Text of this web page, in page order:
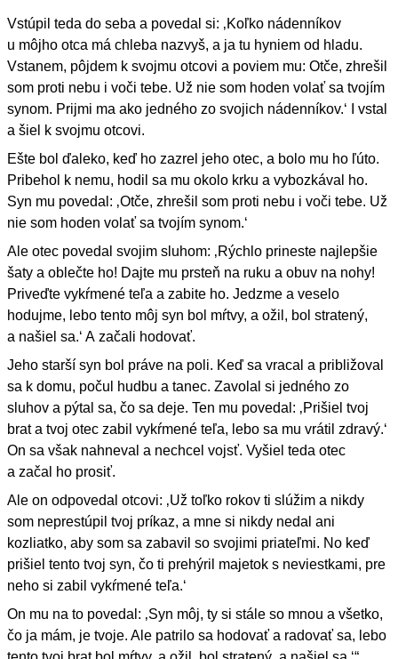
Vstúpil teda do seba a povedal si: ‚Koľko nádenníkov
u môjho otca má chleba nazvyš, a ja tu hyniem od hladu.
Vstanem, pôjdem k svojmu otcovi a poviem mu: Otče, zhrešil
som proti nebu i voči tebe. Už nie som hoden volať sa tvojím
synom. Prijmi ma ako jedného zo svojich nádenníkov.‘ I vstal
a šiel k svojmu otcovi.
Ešte bol ďaleko, keď ho zazrel jeho otec, a bolo mu ho ľúto.
Pribehol k nemu, hodil sa mu okolo krku a vybozkával ho.
Syn mu povedal: ‚Otče, zhrešil som proti nebu i voči tebe. Už
nie som hoden volať sa tvojím synom.‘
Ale otec povedal svojim sluhom: ‚Rýchlo prineste najlepšie
šaty a oblečte ho! Dajte mu prsteň na ruku a obuv na nohy!
Priveďte vykŕmené teľa a zabite ho. Jedzme a veselo
hodujme, lebo tento môj syn bol mŕtvy, a ožil, bol stratený,
a našiel sa.‘ A začali hodovať.
Jeho starší syn bol práve na poli. Keď sa vracal a približoval
sa k domu, počul hudbu a tanec. Zavolal si jedného zo
sluhov a pýtal sa, čo sa deje. Ten mu povedal: ‚Prišiel tvoj
brat a tvoj otec zabil vykŕmené teľa, lebo sa mu vrátil zdravý.‘
On sa však nahneval a nechcel vojsť. Vyšiel teda otec
a začal ho prosiť.
Ale on odpovedal otcovi: ‚Už toľko rokov ti slúžim a nikdy
som neprestúpil tvoj príkaz, a mne si nikdy nedal ani
kozliatko, aby som sa zabavil so svojimi priateľmi. No keď
prišiel tento tvoj syn, čo ti prehýril majetok s neviestkami, pre
neho si zabil vykŕmené teľa.‘
On mu na to povedal: ‚Syn môj, ty si stále so mnou a všetko,
čo ja mám, je tvoje. Ale patrilo sa hodovať a radovať sa, lebo